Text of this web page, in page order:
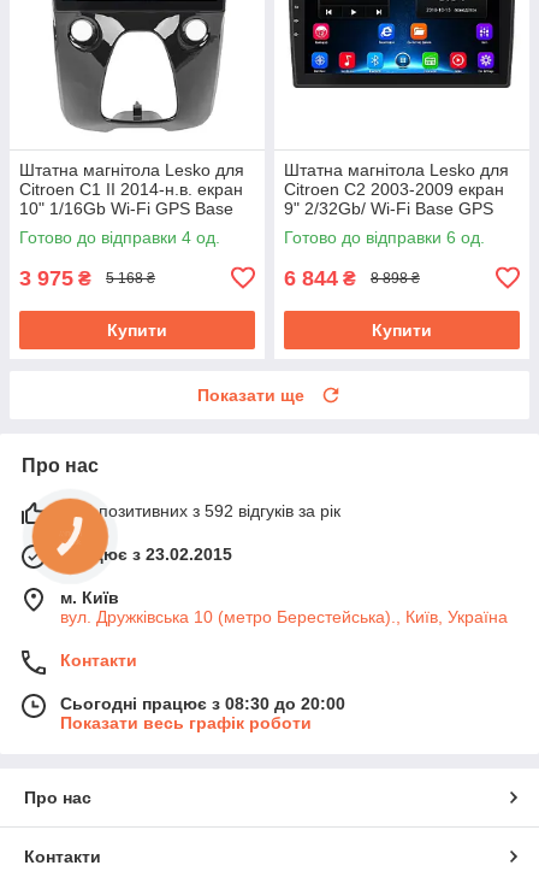
Штатна магнітола Lesko для
Citroen C1 II 2014-н.в. екран
10" 1/16Gb Wi-Fi GPS Base
Ситроен
Готово до відправки 4 од.
3 975 ₴ 5 168 ₴
Купити
Штатна магнітола Lesko для
Citroen C2 2003-2009 екран
9" 2/32Gb/ Wi-Fi Base GPS
Android Ситроен
Готово до відправки 6 од.
6 844 ₴ 8 898 ₴
Купити
Показати ще
Про нас
99% позитивних з 592 відгуків за рік
Працює з 23.02.2015
м. Київ
вул. Дружківська 10 (метро Берестейська)., Київ, Україна
Контакти
Сьогодні працює з 08:30 до 20:00
Показати весь графік роботи
Про нас
Контакти